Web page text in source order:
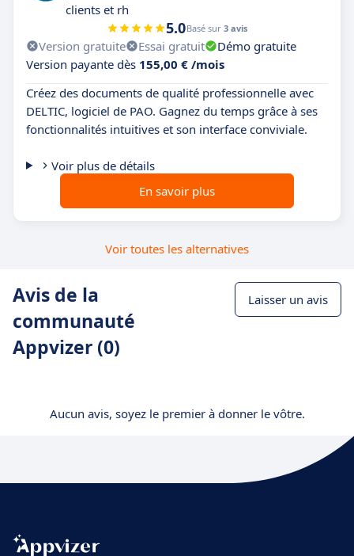
clients et rh
5.0Basé sur 3 avis
Version gratuite Essai gratuit
Démo gratuite
Version payante dès 155,00 € /mois
Créez des documents de qualité professionnelle avec
DELTIC, logiciel de PAO. Gagnez du temps grâce à ses
fonctionnalités intuitives et son interface conviviale.
Voir plus de détails
En savoir plus
Voir toutes les alternatives
Avis de la
communauté
Appvizer (0)
Laisser un avis
Aucun avis, soyez le premier à donner le vôtre.